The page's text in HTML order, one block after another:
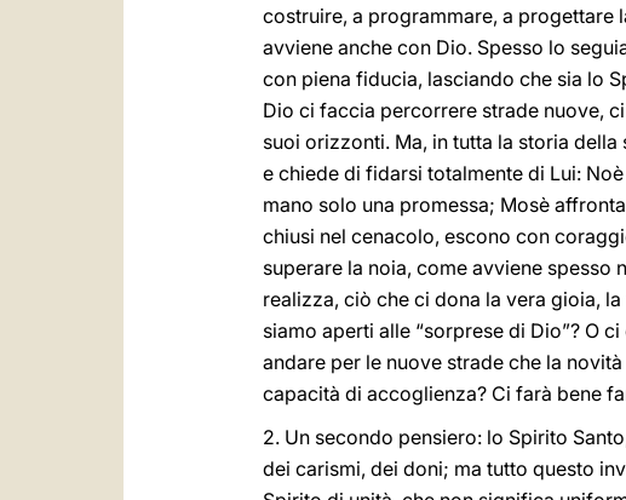
costruire, a programmare, a progettare
avviene anche con Dio. Spesso lo
con piena fiducia, lasciando che sia lo
Dio ci faccia percorrere strade nuove,
suoi orizzonti. Ma, in tutta la storia
e chiede di fidarsi totalmente di Lui:
mano solo una promessa; Mosè
chiusi nel cenacolo, escono con
superare la noia, come avviene spesso
realizza, ciò che ci dona la vera gioia,
siamo aperti alle “sorprese di Dio”? O
andare per le nuove strade che la
capacità di accoglienza? Ci farà bene
2. Un secondo pensiero: lo Spirito
dei carismi, dei doni; ma tutto questo